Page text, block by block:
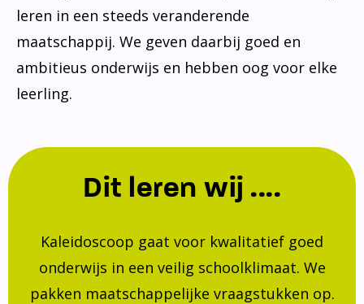
leren in een steeds veranderende
maatschappij. We geven daarbij goed en
ambitieus onderwijs en hebben oog voor elke
leerling.
Dit leren wij ....
Kaleidoscoop gaat voor kwalitatief goed
onderwijs in een veilig schoolklimaat. We
pakken maatschappelijke vraagstukken op.